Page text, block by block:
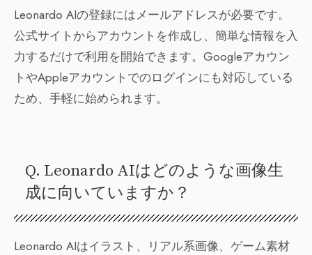
Leonardo AIの登録にはメールアドレスが必要です。
公式サイトからアカウントを作成し、簡単な情報を入
力するだけで利用を開始できます。Googleアカウン
トやAppleアカウントでのログインにも対応している
ため、手軽に始められます。
Q. Leonardo AIはどのような画像生
成に向いていますか？
Leonardo AIはイラスト、リアル系画像、ゲーム素材